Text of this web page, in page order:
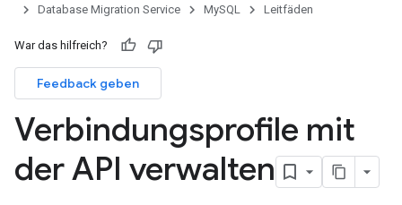
Database Migration Service
MySQL Leitfäden
War das hilfreich?
Feedback geben
Verbindungsprofile mit
der API verwalten